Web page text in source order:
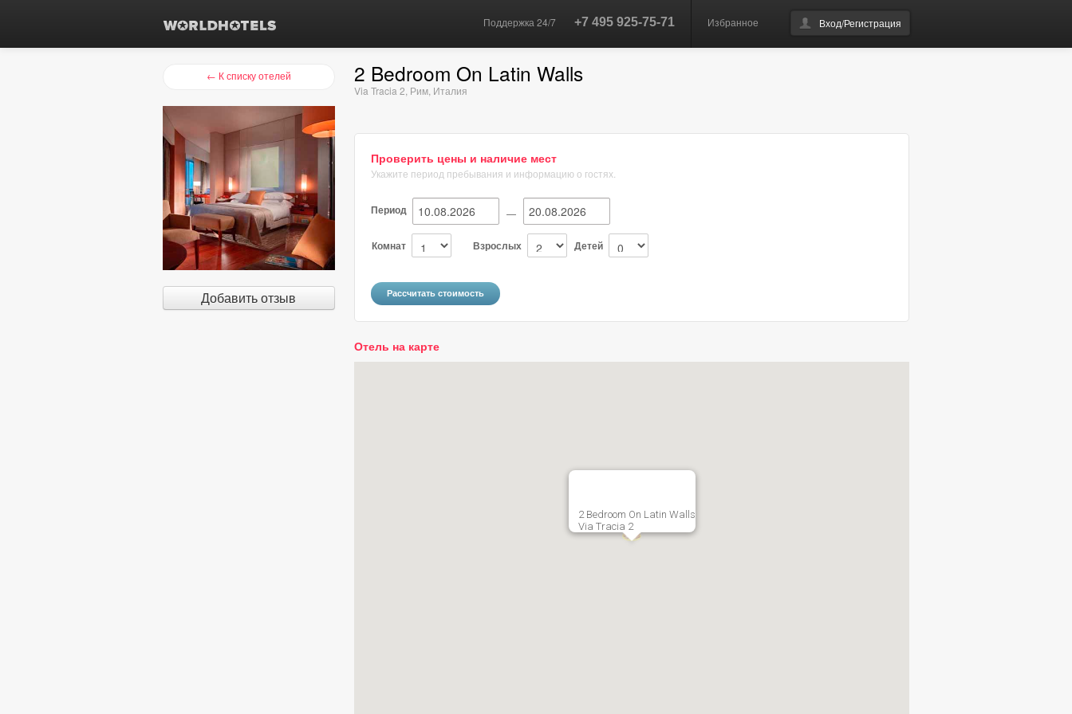
Избранное Вход/Регистрация
Поддержка 24/7 +7 495 925-75-71
← К списку отелей
Добавить отзыв
2 Bedroom On Latin Walls
Via Tracia 2 Рим, Италия
Проверить цены и наличие мест
Укажите период пребывания и информацию о гостях.
Период —
Комнат Взрослых Детей
Отель на карте
2 Bedroom On Latin Walls
Via Tracia 2